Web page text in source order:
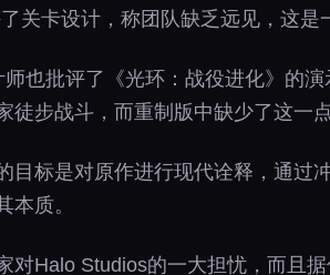
关卡设计，称团队缺乏远见，这是
师也批评了《光环：战役进化》的
徒步战斗，而重制版中缺少了这一点
目标是对原作进行现代诠释，通
本质。
对Halo Studios的一大担忧，而且